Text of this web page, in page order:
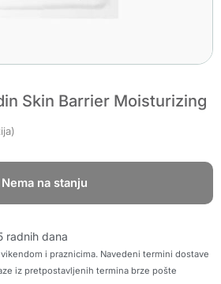
Skin Barrier Moisturizing
Nema na stanju
radnih dana
i praznicima. Navedeni termini dostave
iz pretpostavljenih termina brze pošte